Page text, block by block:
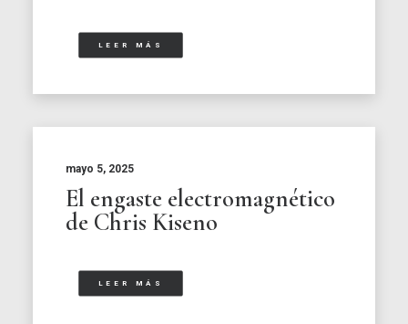
LEER MÁS
mayo 5, 2025
El engaste electromagnético
de Chris Kiseno
LEER MÁS